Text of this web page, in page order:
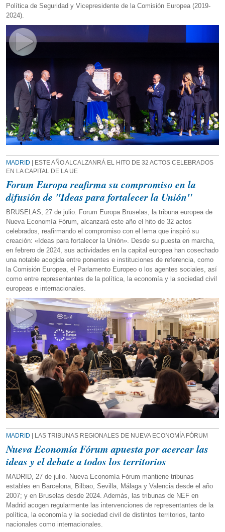
Política de Seguridad y Vicepresidente de la Comisión Europea (2019-
2024).
MADRID | ESTE AÑO ALCALZANRÁ EL HITO DE 32 ACTOS CELEBRADOS
EN LA CAPITAL DE LA UE
Forum Europa reafirma su compromiso en la
difusión de "Ideas para fortalecer la Unión"
BRUSELAS, 27 de julio. Forum Europa Bruselas, la tribuna europea de
Nueva Economía Fórum, alcanzará este año el hito de 32 actos
celebrados, reafirmando el compromiso con el lema que inspiró su
creación: «Ideas para fortalecer la Unión». Desde su puesta en marcha,
en febrero de 2024, sus actividades en la capital europea han cosechado
una notable acogida entre ponentes e instituciones de referencia, como
la Comisión Europea, el Parlamento Europeo o los agentes sociales, así
como entre representantes de la política, la economía y la sociedad civil
europeas e internacionales.
MADRID | LAS TRIBUNAS REGIONALES DE NUEVA ECONOMÍA FÓRUM
Nueva Economía Fórum apuesta por acercar las
ideas y el debate a todos los territorios
MADRID, 27 de julio. Nueva Economía Fórum mantiene tribunas
estables en Barcelona, Bilbao, Sevilla, Málaga y Valencia desde el año
2007; y en Bruselas desde 2024. Además, las tribunas de NEF en
Madrid acogen regularmente las intervenciones de representantes de la
política, la economía y la sociedad civil de distintos territorios, tanto
nacionales como internacionales.